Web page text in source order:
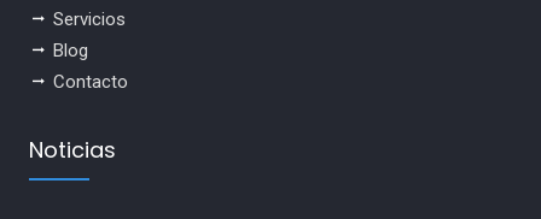
Servicios
Blog
Contacto
Noticias